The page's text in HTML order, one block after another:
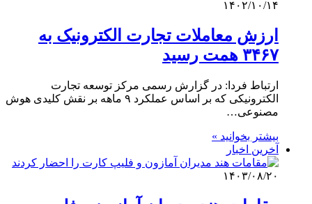
۱۴۰۲/۱۰/۱۴
ارزش معاملات تجارت الکترونیک به
۳۴۶۷ همت رسید
ارتباط فردا: در گزارش رسمی مرکز توسعه تجارت
الکترونیکی که بر اساس عملکرد ۹ ماهه بر نقش کلیدی هوش
مصنوعی…
بیشتر بخوانید »
آخرین اخبار
۱۴۰۳/۰۸/۲۰